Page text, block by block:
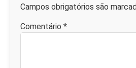
Campos obrigatórios são
Comentário *